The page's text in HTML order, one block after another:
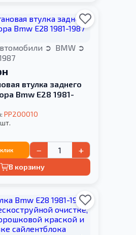
BMW
втулка заднего
Bmw E28 1981-
PP200010
шт.
− +
В корзину